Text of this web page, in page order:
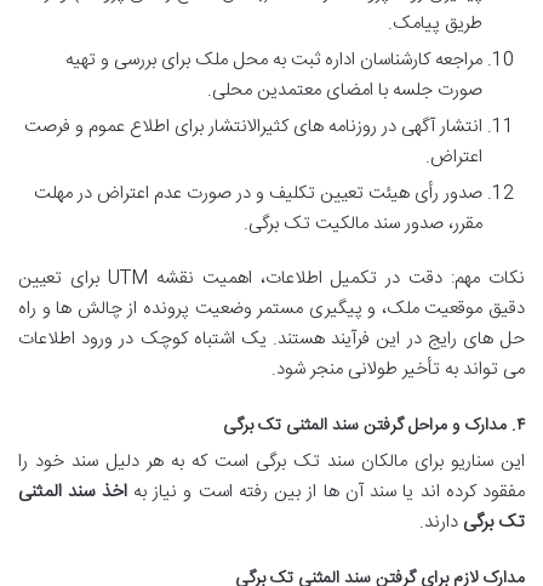
طریق پیامک.
مراجعه کارشناسان اداره ثبت به محل ملک برای بررسی و تهیه
صورت جلسه با امضای معتمدین محلی.
انتشار آگهی در روزنامه های کثیرالانتشار برای اطلاع عموم و فرصت
اعتراض.
صدور رأی هیئت تعیین تکلیف و در صورت عدم اعتراض در مهلت
مقرر، صدور سند مالکیت تک برگی.
نکات مهم: دقت در تکمیل اطلاعات، اهمیت نقشه UTM برای تعیین
دقیق موقعیت ملک، و پیگیری مستمر وضعیت پرونده از چالش ها و راه
حل های رایج در این فرآیند هستند. یک اشتباه کوچک در ورود اطلاعات
می تواند به تأخیر طولانی منجر شود.
۴. مدارک و مراحل گرفتن سند المثنی تک برگی
این سناریو برای مالکان سند تک برگی است که به هر دلیل سند خود را
مفقود کرده اند یا سند آن ها از بین رفته است و نیاز بهاخذ سند المثنی
تک برگی دارند.
مدارک لازم برای گرفتن سند المثنی تک برگی